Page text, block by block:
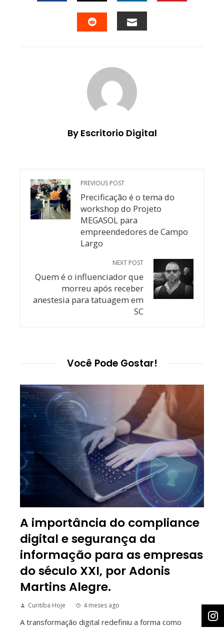
FACEBOOKTWITTERLINKEDIN
By Escritorio Digital
PREVIOUS POST
Precificação é o tema do
workshop do Projeto
MEGASOL para
empreendedores de Campo
Largo
NEXT POST
Quem é o influenciador que
morreu após receber
anestesia para tatuagem em
SC
Você Pode Gostar!
A importância do compliance
digital e segurança da
informação para as empresas
do século XXI, por Adonis
Martins Alegre.
Curitiba Hoje 4 meses ago
A transformação digital redefiniu a forma como